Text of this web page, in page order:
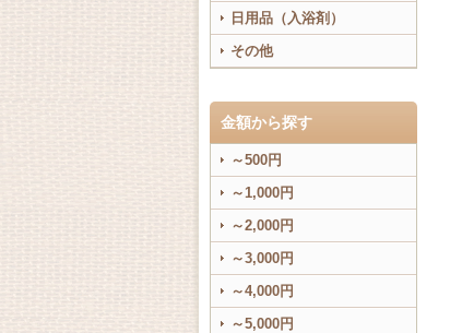
日用品（入浴剤）
その他
金額から探す
～500円
～1,000円
～2,000円
～3,000円
～4,000円
～5,000円